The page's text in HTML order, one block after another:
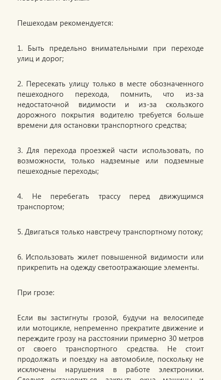
Пешеходам рекомендуется:
1. Быть предельно внимательными при переходе
улиц и дорог;
2. Пересекать улицу только в месте обозначенного
пешеходного перехода, помнить, что из-за
недостаточной видимости и из-за скользкого
дорожного покрытия водителю требуется больше
времени для остановки транспортного средства;
3. Для перехода проезжей части использовать, по
возможности, только надземные или подземные
пешеходные переходы;
4. Не перебегать трассу перед движущимся
транспортом;
5. Двигаться только навстречу транспортному потоку;
6. Использовать жилет повышенной видимости или
прикрепить на одежду светоотражающие элементы.
При грозе:
Если вы застигнуты грозой, будучи на велосипеде
или мотоцикле, непременно прекратите движение и
переждите грозу на расстоянии примерно 30 метров
от своего транспортного средства. Не стоит
продолжать и поездку на автомобиле, поскольку не
исключены нарушения в работе электроники.